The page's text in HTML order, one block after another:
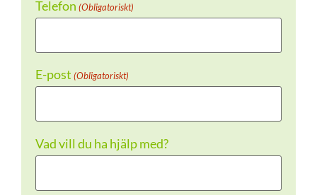
Telefon (Obligatoriskt)
E-post (Obligatoriskt)
Vad vill du ha hjälp med?